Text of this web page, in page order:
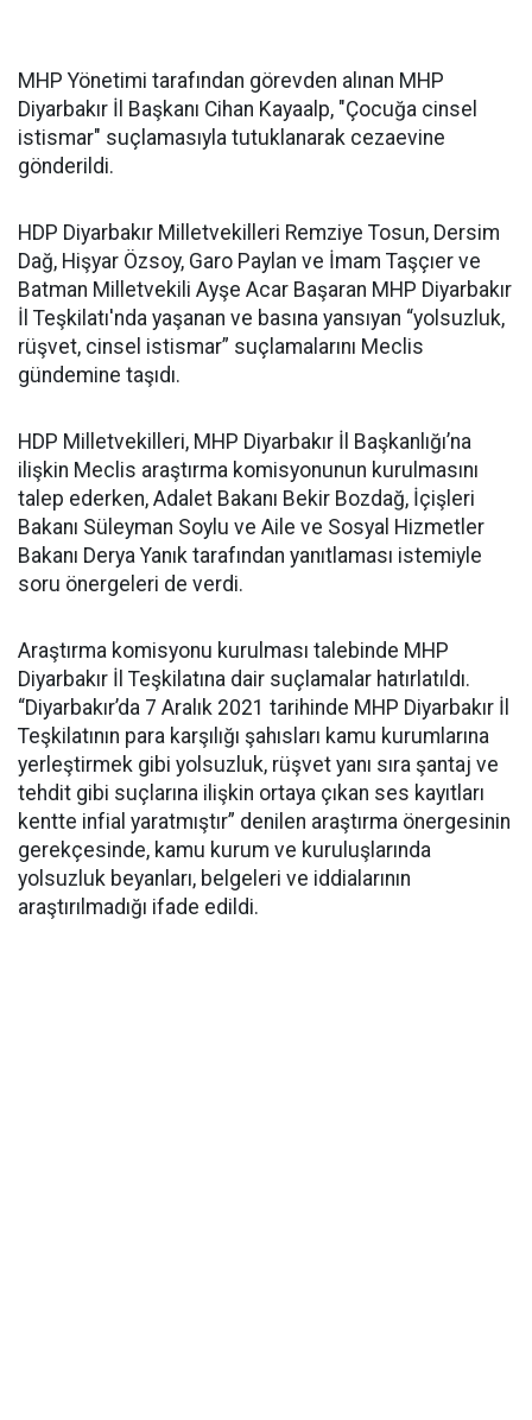
MHP Yönetimi tarafından görevden alınan MHP
Diyarbakır İl Başkanı Cihan Kayaalp, "Çocuğa cinsel
istismar" suçlamasıyla tutuklanarak cezaevine
gönderildi.
HDP Diyarbakır Milletvekilleri Remziye Tosun, Dersim
Dağ, Hişyar Özsoy, Garo Paylan ve İmam Taşçıer ve
Batman Milletvekili Ayşe Acar Başaran MHP Diyarbakır
İl Teşkilatı'nda yaşanan ve basına yansıyan “yolsuzluk,
rüşvet, cinsel istismar” suçlamalarını Meclis
gündemine taşıdı.
HDP Milletvekilleri, MHP Diyarbakır İl Başkanlığı’na
ilişkin Meclis araştırma komisyonunun kurulmasını
talep ederken, Adalet Bakanı Bekir Bozdağ, İçişleri
Bakanı Süleyman Soylu ve Aile ve Sosyal Hizmetler
Bakanı Derya Yanık tarafından yanıtlaması istemiyle
soru önergeleri de verdi.
Araştırma komisyonu kurulması talebinde MHP
Diyarbakır İl Teşkilatına dair suçlamalar hatırlatıldı.
“Diyarbakır’da 7 Aralık 2021 tarihinde MHP Diyarbakır İl
Teşkilatının para karşılığı şahısları kamu kurumlarına
yerleştirmek gibi yolsuzluk, rüşvet yanı sıra şantaj ve
tehdit gibi suçlarına ilişkin ortaya çıkan ses kayıtları
kentte infial yaratmıştır” denilen araştırma önergesinin
gerekçesinde, kamu kurum ve kuruluşlarında
yolsuzluk beyanları, belgeleri ve iddialarının
araştırılmadığı ifade edildi.